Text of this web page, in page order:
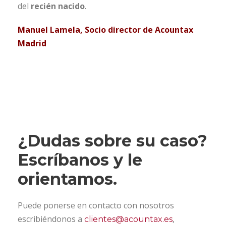
del recién nacido.
Manuel Lamela, Socio director de Acountax
Madrid
¿Dudas sobre su caso?
Escríbanos y le
orientamos.
Puede ponerse en contacto con nosotros
escribiéndonos a clientes@acountax.es,